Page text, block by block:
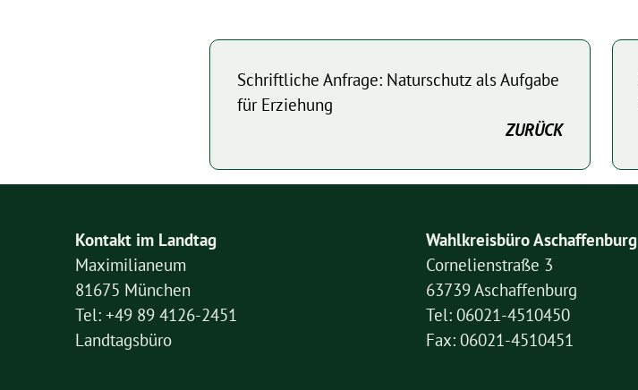
Schriftliche Anfrage: Naturschutz als Aufgabe
für Erziehung
ZURÜCK
Kontakt im Landtag
Maximilianeum
81675 München
Tel: +49 89 4126-2451
Landtagsbüro
Wahlkreisbüro Aschaffenburg
Cornelienstraße 3
63739 Aschaffenburg
Tel: 06021-4510450
Fax: 06021-4510451